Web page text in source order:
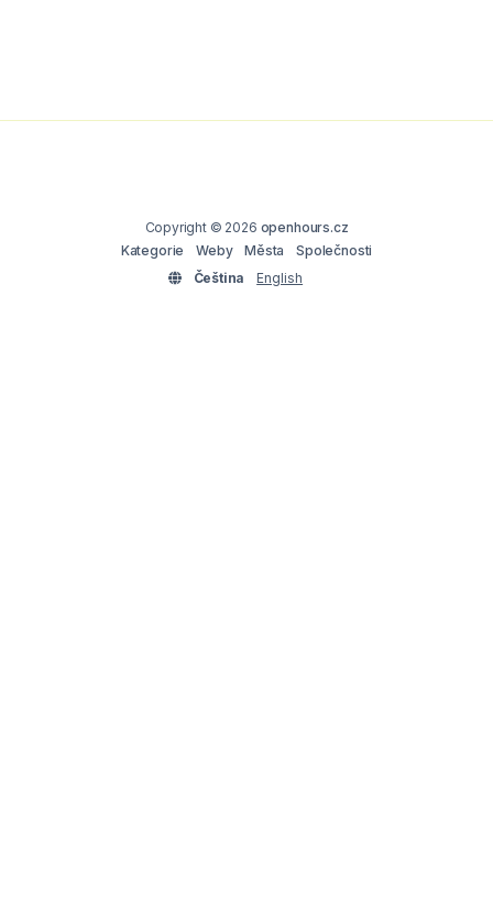
Copyright © 2026 openhours.cz
Kategorie
Weby Města
Společnosti
Čeština
English